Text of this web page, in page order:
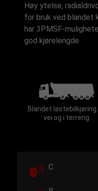
Høy ytelse,
for bruk ved blandet
har 3PMSF-
god kjørelengde.
Blandet lastebilkjøring
vei og i terreng
C